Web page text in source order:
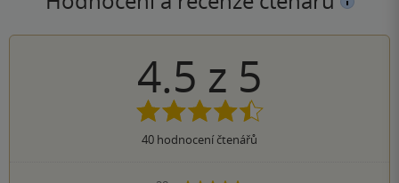
4.5 z 5
40 hodnocení čtenářů